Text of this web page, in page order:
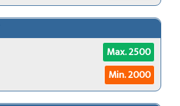
Max. 2500
Min. 2000